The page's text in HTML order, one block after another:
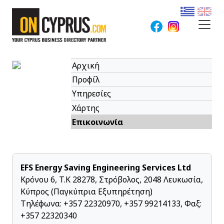
Αρχική
Προφίλ
Υπηρεσίες
Χάρτης
Επικοινωνία
EFS Energy Saving Engineering Services Ltd
Κρόνου 6, T.K 28278, Στρόβολος, 2048 Λευκωσία,
Κύπρος (Παγκύπρια Εξυπηρέτηση)
Τηλέφωνα: +357 22320970, +357 99214133, Φαξ:
+357 22320340